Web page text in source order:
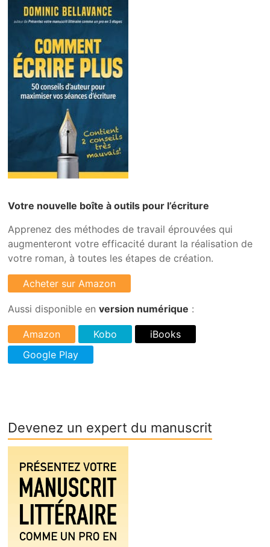
Votre nouvelle boîte à outils pour l’écriture
Apprenez des méthodes de travail éprouvées qui
augmenteront votre efficacité durant la réalisation de
votre roman, à toutes les étapes de création.
Aussi disponible enversion numérique :
Devenez un expert du manuscrit